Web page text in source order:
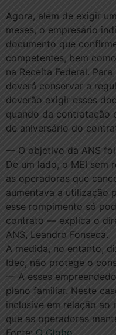
Agora, além de exigir
meses, o empresário
documento que
competentes, bem
na Receita Federal.
deverá conservar a
deverão exigir esses
quando da contratação
de aniversário do
— O objetivo da ANS
De um lado, o MEI sem
as operadoras que
aumentava a utilização
esse rompimento só
contrato — explica o
ANS, Leandro Fonseca.
A medida, no entanto,
Idec, não protege o
— A esses
plano familiar. Neste
inclusive em relação ao
que as operadoras